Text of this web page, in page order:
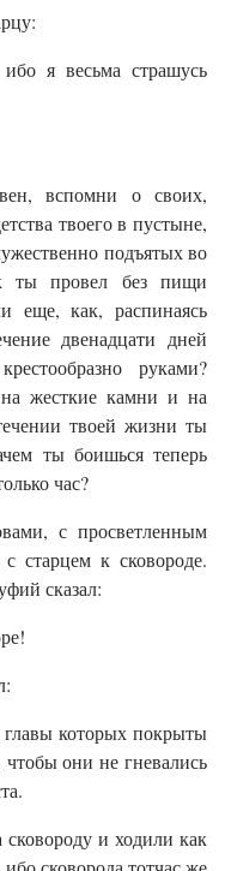
я весьма страшусь
вспомни о своих,
твоего в пустыне,
подъятых во
ты провел без пищи
еще, как, распинаясь
двенадцати дней
руками?
жесткие камни и на
твоей жизни ты
ты боишься теперь
час?
с просветленным
старцем к сковороде.
сказал:
которых покрыты
они не гневались
и ходили как